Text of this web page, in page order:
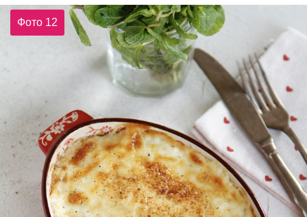
Фото 12